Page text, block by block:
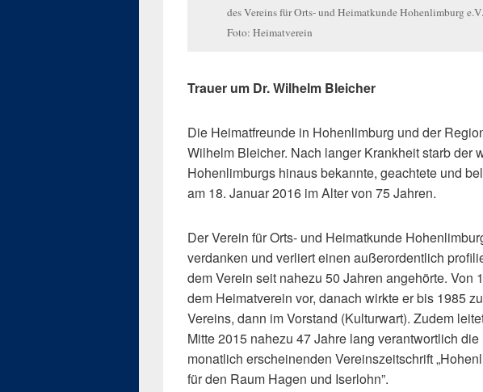
des Vereins für Orts- und Heimatkunde Hohenlimburg
Foto: Heimatverein
Trauer um Dr. Wilhelm Bleicher
Die Heimatfreunde in Hohenlimburg und der
Wilhelm Bleicher. Nach langer Krankheit starb der
Hohenlimburgs hinaus bekannte, geachtete und
am 18. Januar 2016 im Alter von 75 Jahren.
Der Verein für Orts- und Heimatkunde
verdanken und verliert einen außerordentlich
dem Verein seit nahezu 50 Jahren angehörte. Von
dem Heimatverein vor, danach wirkte er bis 1985
Vereins, dann im Vorstand (Kulturwart). Zudem
Mitte 2015 nahezu 47 Jahre lang verantwortlich
monatlich erscheinenden Vereinszeitschrift
für den Raum Hagen und Iserlohn”.